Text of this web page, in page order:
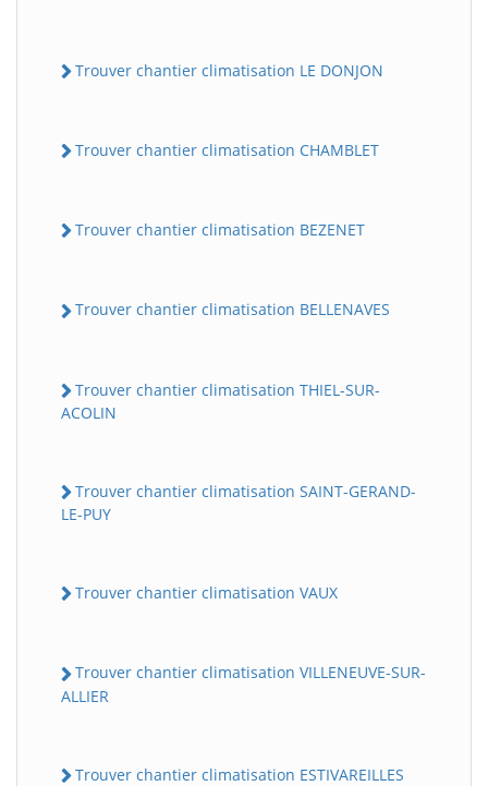
Trouver chantier climatisation LE DONJON
Trouver chantier climatisation CHAMBLET
Trouver chantier climatisation BEZENET
Trouver chantier climatisation BELLENAVES
Trouver chantier climatisation THIEL-SUR-
ACOLIN
Trouver chantier climatisation SAINT-GERAND-
LE-PUY
Trouver chantier climatisation VAUX
Trouver chantier climatisation VILLENEUVE-SUR-
ALLIER
Trouver chantier climatisation ESTIVAREILLES